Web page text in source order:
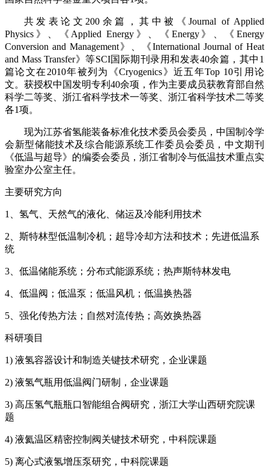
共发表论文200余篇，其中被《Journal of Applied
Physics》、《Applied Energy》、《Energy》、《Energy
Conversion and Management》、《International Journal of Heat
and Mass Transfer》等SCI国际期刊录用和发表40余篇，其中1
篇论文在2010年被列为《Cryogenics》近五年Top 10引用论
文。获授权中国发明专利40余项，作为主要成员获教育部自然
科学二等奖、浙江省科学技术一等奖、浙江省科学技术二等奖
各1项。
现为江苏省氢能装备标准化技术委员会委员，中国制冷学
会新型储能技术及综合能源系统工作委员会委员，中文期刊
《低温与超导》的编委会委员，浙江省制冷与低温技术重点实
验室办公室主任。
主要研究方向
1、氢气、天然气的液化、储运及冷能利用技术
2、斯特林型低温制冷机；超导冷却方法和技术；先进低温系
统
3、低温储能系统；分布式能源系统；热声斯特林发电
4、低温阀；低温泵；低温风机；低温换热器
5、强化传热方法；自然对流传热；高效换热器
科研项目
1) 液氢容器设计和制造关键技术研究，企业课题
2) 液氢气瓶用低温阀门研制，企业课题
3) 高压氢气瓶瓶口智能组合阀研究，浙江大学山西研究院课
题
4) 液氦温区精密控制阀关键技术研究，中科院课题
5) 离心式液氢增压泵研究，中科院课题